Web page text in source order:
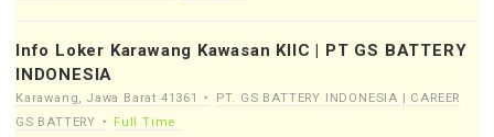
Info Loker Karawang Kawasan KIIC | PT GS BATTERY
INDONESIA
Karawang, Jawa Barat 41361
PT. GS BATTERY INDONESIA | CAREER
GS BATTERY
Full Time